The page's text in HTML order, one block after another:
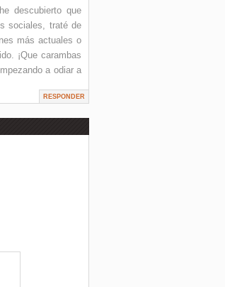
descubierto que
sociales, traté de
más actuales o
¡Que carambas
a odiar a
RESPONDER